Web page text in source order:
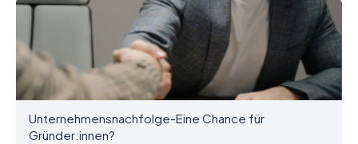
Unternehmensnachfolge-Eine Chance für
Gründer:innen?